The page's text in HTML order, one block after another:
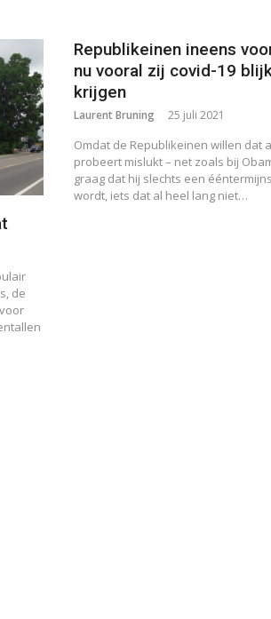
de
Republikeinen ineens
nu vooral zij covid-19
krijgen
Laurent Bruning 25 juli 2021
Omdat de Republikeinen willen dat
probeert mislukt – net zoals bij
graag dat hij slechts een
wordt, iets dat al heel lang niet…